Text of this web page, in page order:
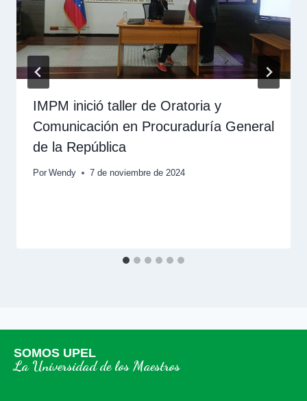
IMPM inició taller de Oratoria y
Comunicación en Procuraduría General
de la República
Por Wendy 7 de noviembre de 2024
SOMOS UPEL
La Universidad de los Maestros